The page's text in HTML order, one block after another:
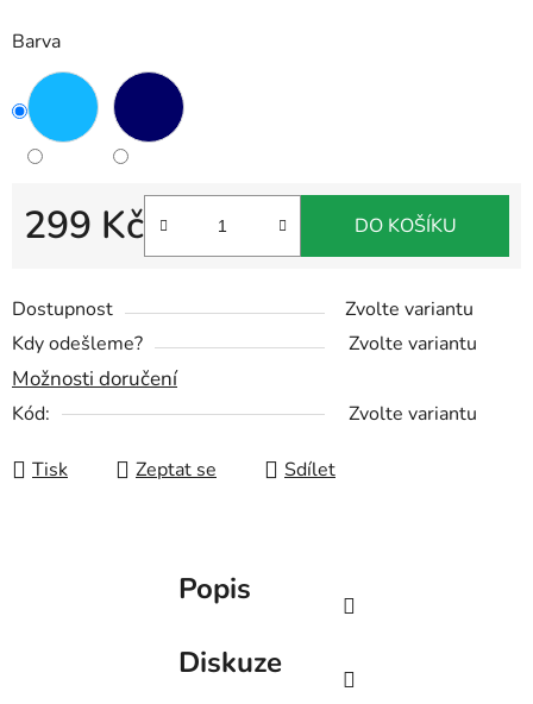
Barva
Dostupnost
Zvolte variantu
Kdy odešleme?
Zvolte variantu
Možnosti doručení
Kód: Zvolte variantu
299 Kč DO KOŠÍKU
Tisk Zeptat se Sdílet
Popis
Diskuze